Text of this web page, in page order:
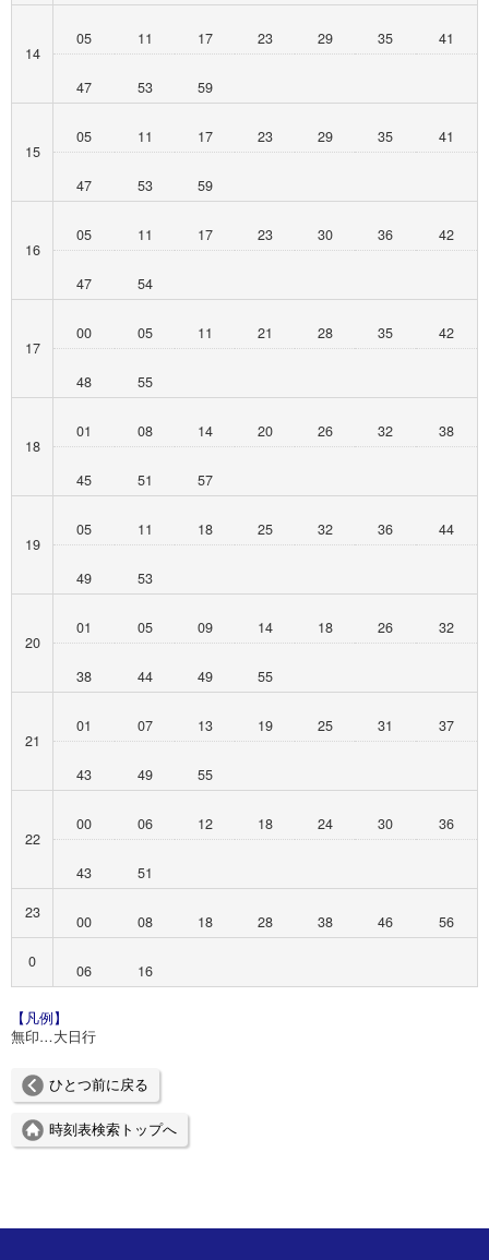
14
05 11 17 23 29 35 41
47 53 59
15
05 11 17 23 29 35 41
47 53 59
16
05 11 17 23 30 36 42
47 54
17
00 05 11 21 28 35 42
48 55
18
01 08 14 20 26 32 38
45 51 57
19
05 11 18 25 32 36 44
49 53
20
01 05 09 14 18 26 32
38 44 49 55
21
01 07 13 19 25 31 37
43 49 55
22
00 06 12 18 24 30 36
43
51
23
00 08 18 28 38 46
56
0
06 16
【凡例】
無印…大日行
ひとつ前に戻る
時刻表検索トップへ